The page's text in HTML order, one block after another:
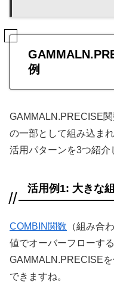
例
GAMMALN.PRECISE
の一部として組み込ま
活用パターンを3つ紹介
活用例1: 大きな
COMBIN関数 （組み合
値でオーバーフローす
GAMMALN.PRECISE
できますね。